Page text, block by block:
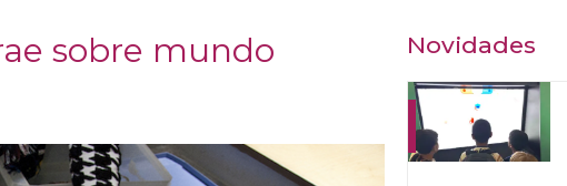
sobre mundo
Novidades